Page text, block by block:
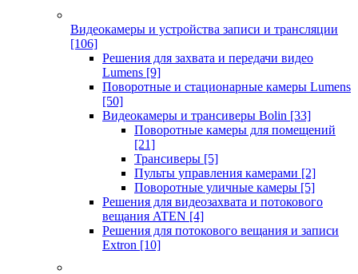
Видеокамеры и устройства записи и трансляции
[106]
Решения для захвата и передачи видео
Lumens [9]
Поворотные и стационарные камеры Lumens
[50]
Видеокамеры и трансиверы Bolin [33]
Поворотные камеры для помещений
[21]
Трансиверы [5]
Пульты управления камерами [2]
Поворотные уличные камеры [5]
Решения для видеозахвата и потокового
вещания ATEN [4]
Решения для потокового вещания и записи
Extron [10]